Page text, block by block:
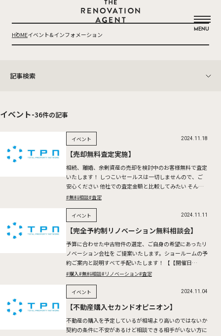
THE RENOVATION AGENT
MENU
HOMEイベント&インフォメーション
記事検索
お知らせ (1)
未分類 (2)
2024 (19)
タグ
#リノベーション#査定 #購入 #賃貸
イベント-36件の記事
【売却無料査定実施】
相続、離婚、余剰資産の売却を検討中のお客様無料で査定
いたします！ しつこいセールスは一切しませんので、ご
安心ください 他社での査定金額と比較してみたい そんな
お客様も是非お問い合わせください。 2024.11.23(Sa […]
#無料相談#査定
イベント 2024.11.18
【完全予約制リノベーション無料相談会】
予算に合わせた中古物件の選定、ご自身の希望にあったリ
ノベーション会社を ご提案いたします。ショールームの予
約ご案内と説明すべて手配いたします！ 【【開催日
時】】 2024.11.16(Sat)～17(Sun) ※所要時間 […]
#購入#無料相談#リノベーション#査定
イベント 2024.11.11
【不動産購入セカンドオピニオン】
不動産の購入を予定しているが相場より高いのではないか
契約の条件に不安があるけど相談できる相手がいない方に
イベント 2024.11.04